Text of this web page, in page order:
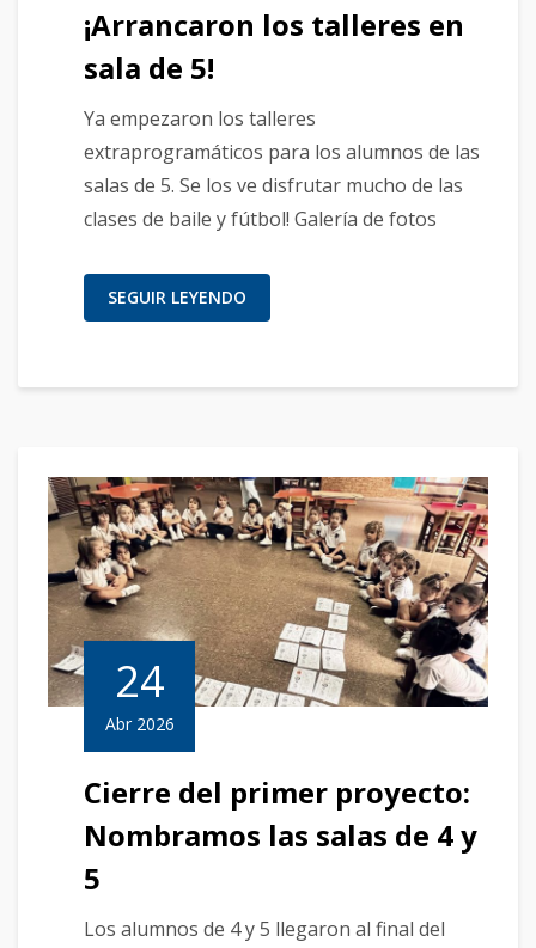
¡Arrancaron los talleres en
sala de 5!
Ya empezaron los talleres
extraprogramáticos para los alumnos de las
salas de 5. Se los ve disfrutar mucho de las
clases de baile y fútbol! Galería de fotos
SEGUIR LEYENDO
24
Abr 2026
Cierre del primer proyecto:
Nombramos las salas de 4 y
5
Los alumnos de 4 y 5 llegaron al final del